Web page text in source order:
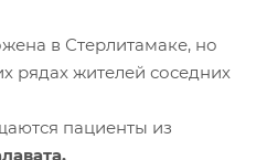
в Стерлитамаке, но
рядах жителей соседних
пациенты из